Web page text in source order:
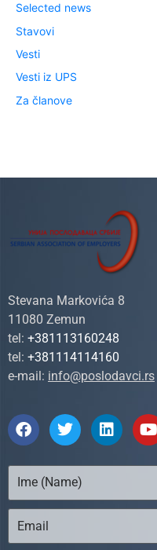
Selected news
Stavovi
Vesti
Vesti iz UPS
Za članove
Stevana Markovića 8
11080 Zemun
tel: +381113160248
tel: +381114114160
e-mail: info@poslodavci.rs